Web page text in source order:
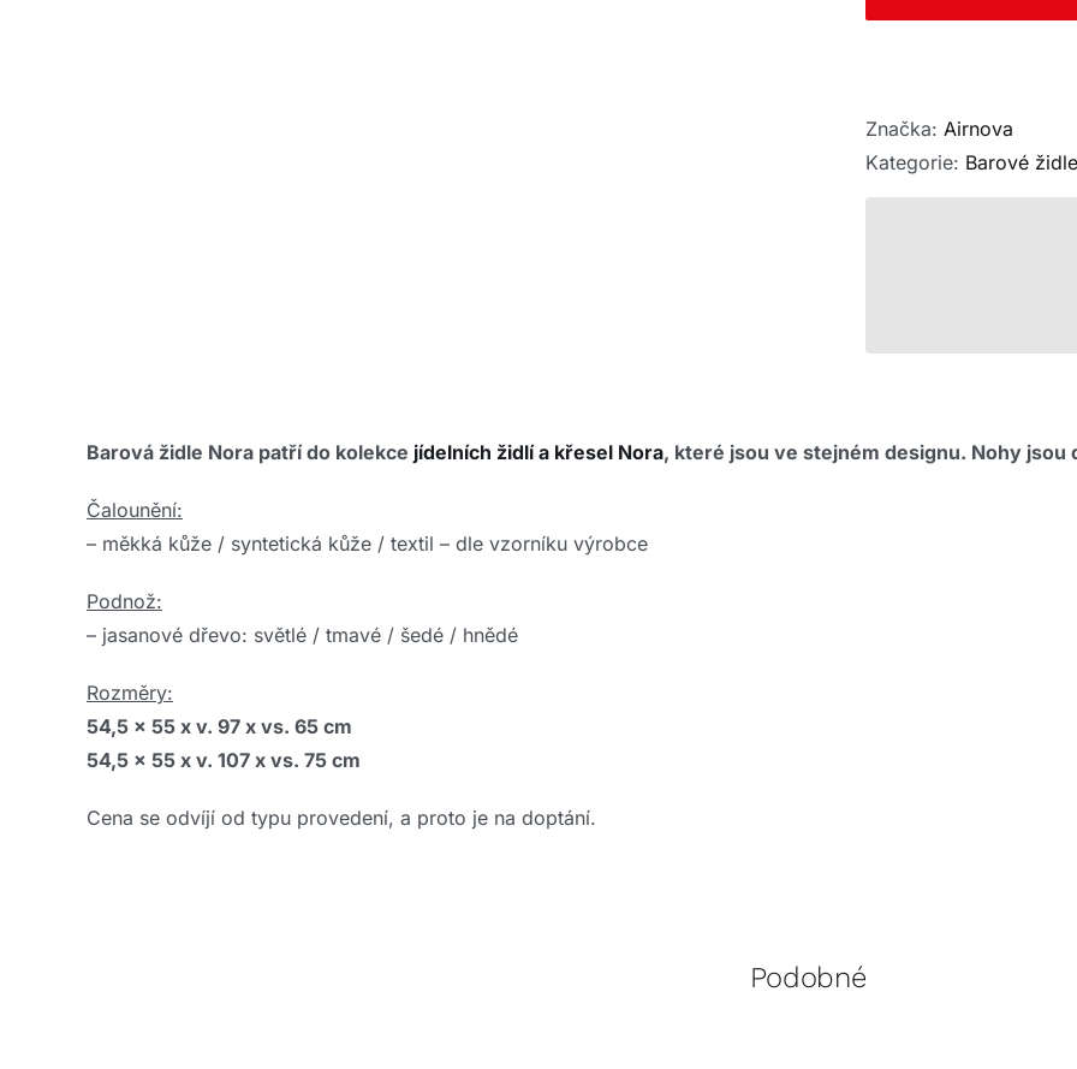
Značka: Airnova
Kategorie: Barové židle
Barová židle Nora patří do kolekce jídelních židlí a křesel Nora, které jsou ve stejném designu. Nohy jsou
Čalounění:
– měkká kůže / syntetická kůže / textil – dle vzorníku výrobce
Podnož:
– jasanové dřevo: světlé / tmavé / šedé / hnědé
Rozměry:
54,5 x 55 x v. 97 x vs. 65 cm
54,5 x 55 x v. 107 x vs. 75 cm
Cena se odvíjí od typu provedení, a proto je na doptání.
Podobné